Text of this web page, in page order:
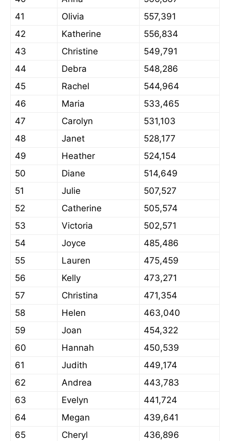
41
Olivia
557,391
42
Katherine
556,834
43
Christine
549,791
44
Debra
548,286
45
Rachel
544,964
46
Maria
533,465
47
Carolyn
531,103
48
Janet
528,177
49
Heather
524,154
50
Diane
514,649
51
Julie
507,527
52
Catherine
505,574
53
Victoria
502,571
54
Joyce
485,486
55
Lauren
475,459
56
Kelly
473,271
57
Christina
471,354
58
Helen
463,040
59
Joan
454,322
60
Hannah
450,539
61
Judith
449,174
62
Andrea
443,783
63
Evelyn
441,724
64
Megan
439,641
65
Cheryl
436,896